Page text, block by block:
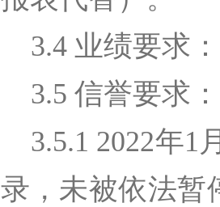
3.4 业绩要求
3.5 信誉要求：
3.5.1 2022年
录，未被依法暂